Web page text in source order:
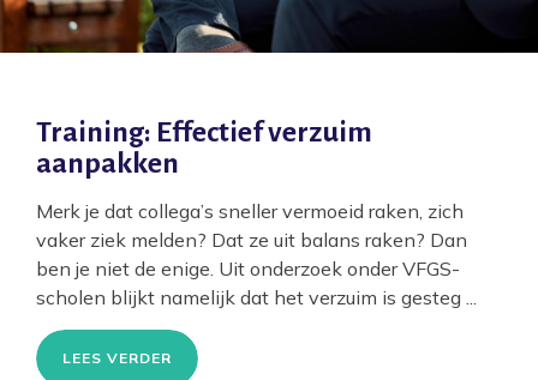
Training: Effectief verzuim
aanpakken
Merk je dat collega’s sneller vermoeid raken, zich
vaker ziek melden? Dat ze uit balans raken? Dan
ben je niet de enige. Uit onderzoek onder VFGS-
scholen blijkt namelijk dat het verzuim is gesteg ...
LEES VERDER